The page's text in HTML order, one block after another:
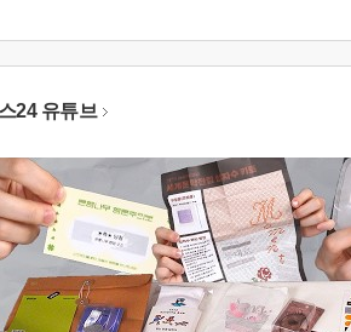
24 유튜브